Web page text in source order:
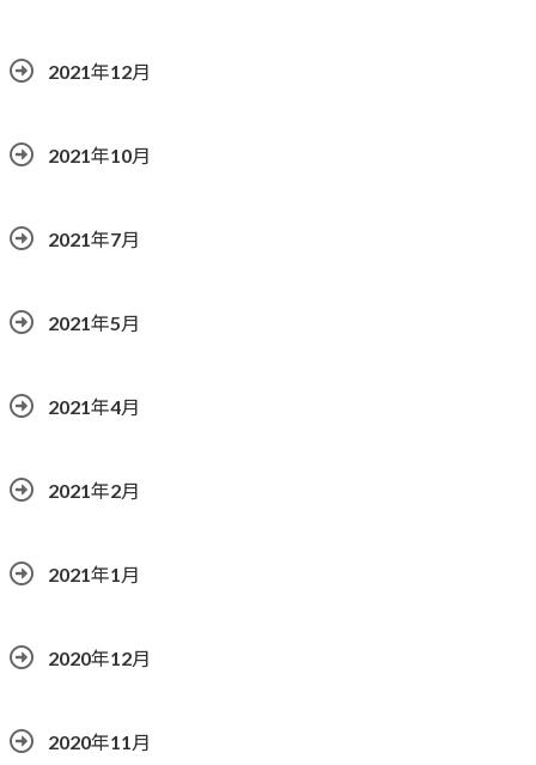
2021年12月
2021年10月
2021年7月
2021年5月
2021年4月
2021年2月
2021年1月
2020年12月
2020年11月